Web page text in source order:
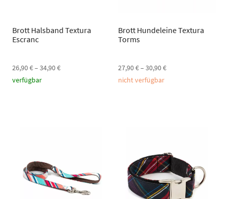
Brott Halsband Textura
Escranc
26,90€– 34,90€
verfügbar
Brott Hundeleine Textura
Torms
27,90€– 30,90€
nicht verfügbar